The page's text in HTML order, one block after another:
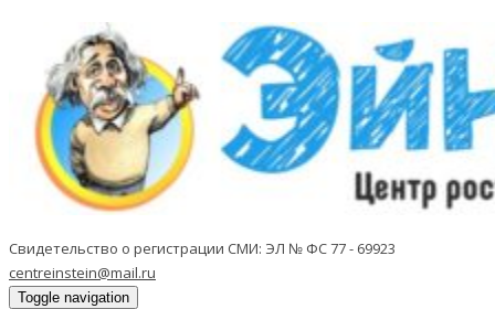
Свидетельство о регистрации СМИ: ЭЛ № ФС 77 - 69923
centreinstein@mail.ru
Toggle navigation